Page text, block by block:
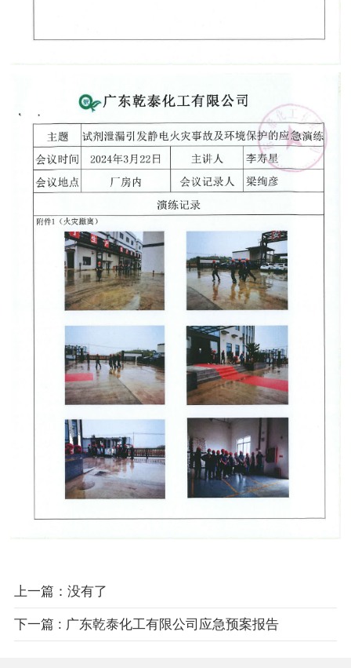
上一篇：没有了
下一篇 : 广东乾泰化工有限公司应急预案报告